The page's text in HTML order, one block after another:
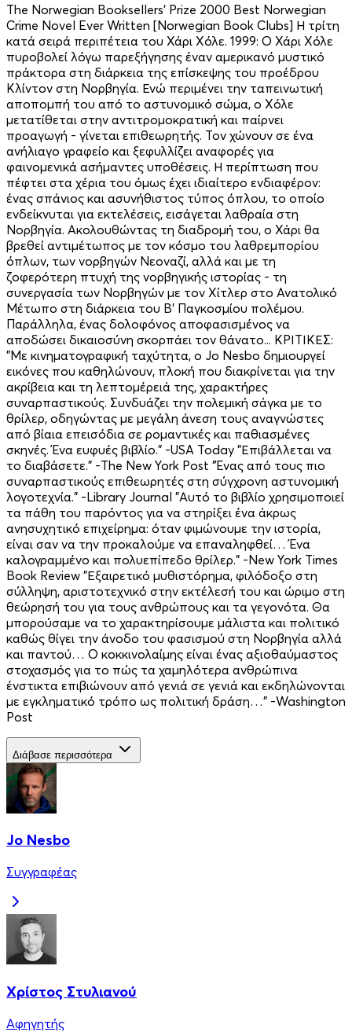
The Norwegian Booksellers’ Prize 2000 Best Norwegian
Crime Novel Ever Written [Norwegian Book Clubs] Η τρίτη
κατά σειρά περιπέτεια του Χάρι Χόλε. 1999: Ο Χάρι Χόλε
πυροβολεί λόγω παρεξήγησης έναν αμερικανό μυστικό
πράκτορα στη διάρκεια της επίσκεψης του προέδρου
Κλίντον στη Νορβηγία. Ενώ περιμένει την ταπεινωτική
αποπομπή του από το αστυνομικό σώμα, ο Χόλε
μετατίθεται στην αντιτρομοκρατική και παίρνει
προαγωγή - γίνεται επιθεωρητής. Τον χώνουν σε ένα
ανήλιαγο γραφείο και ξεφυλλίζει αναφορές για
φαινομενικά ασήμαντες υποθέσεις. Η περίπτωση που
πέφτει στα χέρια του όμως έχει ιδιαίτερο ενδιαφέρον:
ένας σπάνιος και ασυνήθιστος τύπος όπλου, το οποίο
ενδείκνυται για εκτελέσεις, εισάγεται λαθραία στη
Νορβηγία. Ακολουθώντας τη διαδρομή του, ο Χάρι θα
βρεθεί αντιμέτωπος με τον κόσμο του λαθρεμπορίου
όπλων, των νορβηγών Νεοναζί, αλλά και με τη
ζοφερότερη πτυχή της νορβηγικής ιστορίας - τη
συνεργασία των Νορβηγών με τον Χίτλερ στο Ανατολικό
Μέτωπο στη διάρκεια του Β' Παγκοσμίου πολέμου.
Παράλληλα, ένας δολοφόνος αποφασισμένος να
αποδώσει δικαιοσύνη σκορπάει τον θάνατο... ΚΡΙΤΙΚΕΣ:
"Με κινηματογραφική ταχύτητα, ο Jo Nesbo δημιουργεί
εικόνες που καθηλώνουν, πλοκή που διακρίνεται για την
ακρίβεια και τη λεπτομέρειά της, χαρακτήρες
συναρπαστικούς. Συνδυάζει την πολεμική σάγκα με το
θρίλερ, οδηγώντας με μεγάλη άνεση τους αναγνώστες
από βίαια επεισόδια σε ρομαντικές και παθιασμένες
σκηνές. Ένα ευφυές βιβλίο." -USA Today "Επιβάλλεται να
το διαβάσετε." -The New York Post "Ένας από τους πιο
συναρπαστικούς επιθεωρητές στη σύγχρονη αστυνομική
λογοτεχνία." -Library Journal "Αυτό το βιβλίο χρησιμοποιεί
τα πάθη του παρόντος για να στηρίξει ένα άκρως
ανησυχητικό επιχείρημα: όταν φιμώνουμε την ιστορία,
είναι σαν να την προκαλούμε να επαναληφθεί… Ένα
καλογραμμένο και πολυεπίπεδο θρίλερ." -New York Times
Book Review "Εξαιρετικό μυθιστόρημα, φιλόδοξο στη
σύλληψη, αριστοτεχνικό στην εκτέλεσή του και ώριμο στη
θεώρησή του για τους ανθρώπους και τα γεγονότα. Θα
μπορούσαμε να το χαρακτηρίσουμε μάλιστα και πολιτικό
καθώς θίγει την άνοδο του φασισμού στη Νορβηγία αλλά
και παντού… Ο κοκκινολαίμης είναι ένας αξιοθαύμαστος
στοχασμός για το πώς τα χαμηλότερα ανθρώπινα
ένστικτα επιβιώνουν από γενιά σε γενιά και εκδηλώνονται
με εγκληματικό τρόπο ως πολιτική δράση…" -Washington
Post
Διάβασε περισσότερα
Jo Nesbo
Συγγραφέας
Χρίστος Στυλιανού
Αφηγητής